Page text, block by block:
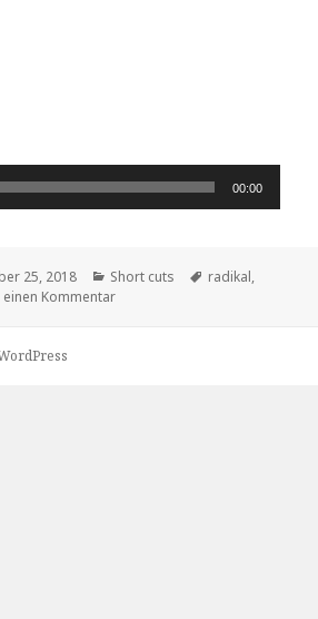
00:00
25, 2018 Kategorien
Short cuts Schlagwörter
radikal,
einen Kommentarzu das Radikalb